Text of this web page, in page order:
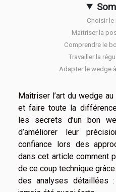
Choisir
Maîtriser la
Comprendre le
Travailler la
Adapter le wedge
Maîtriser l’art du wedge
et faire toute la
les secrets d’un bon
d’améliorer leur
confiance lors des
dans cet article comment
de ce coup technique
des analyses détaillées :